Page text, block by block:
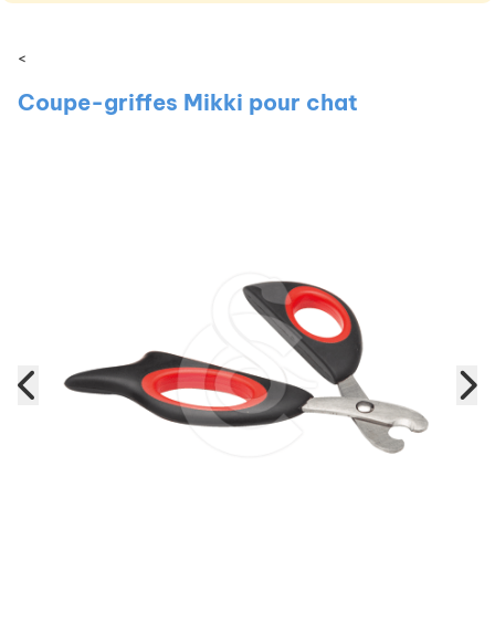
<
Coupe-griffes Mikki pour chat